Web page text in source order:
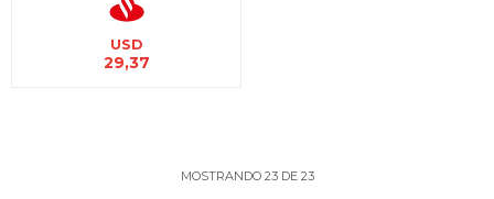
USD
29,37
MOSTRANDO 23DE 23